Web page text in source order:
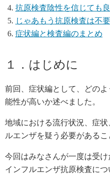
抗原検査陰性を信じても
じゃあもう抗原検査は不
症状編と検査編のまとめ
１．はじめに
前回、症状編として、どの
能性が高いか述べました。
地域における流行状況、症
ルエンザを疑う必要があるこ
今回はみなさんが一度は受け
インフルエンザ抗原検査に